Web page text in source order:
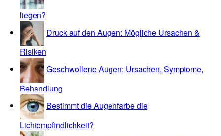
liegen?
Druck auf den Augen: Mögliche Ursachen &
Risiken
Geschwollene Augen: Ursachen, Symptome,
Behandlung
Bestimmt die Augenfarbe die
Lichtempfindlichkeit?